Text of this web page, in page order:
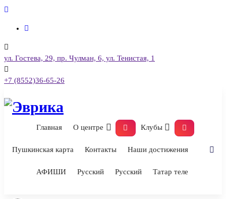
Перейти
содержимому
ул. Гостева, 29, пр. Чулман, 6, ул. Тенистая, 1
+7 (8552)36-65-26
Главная О центре Клубы
Пушкинская карта Контакты Наши достижения
АФИШИ Русский Русский Татар теле